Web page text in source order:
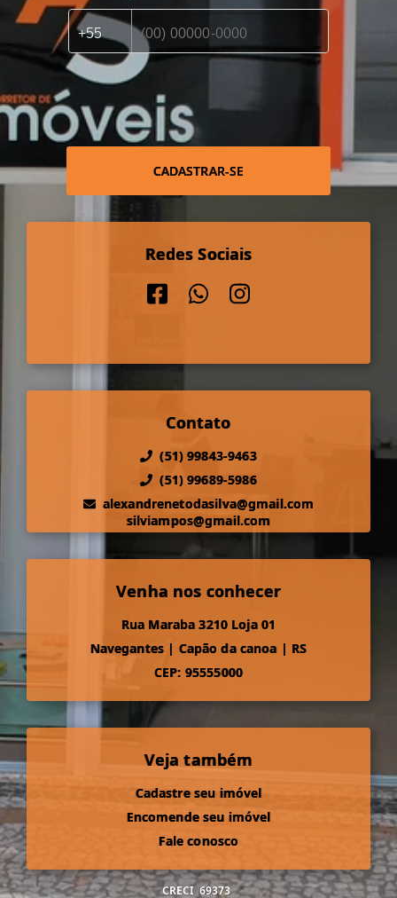
CADASTRAR-SE
Redes Sociais
Contato
(51) 99843-9463
(51) 99689-5986
alexandrenetodasilva@gmail.com
silviampos@gmail.com
Venha nos conhecer
Rua Maraba 3210 Loja 01
Navegantes | Capão da canoa | RS
CEP: 95555000
Veja também
Cadastre seu imóvel
Encomende seu imóvel
Fale conosco
CRECI 69373